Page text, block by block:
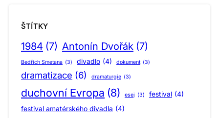
ŠTÍTKY
1984 (7) Antonín Dvořák (7)
Bedřich Smetana (3) divadlo (4) dokument (3)
dramatizace (6) dramaturgie (3)
duchovní Evropa (8) esej (3) festival (4)
festival amatérského divadla (4)